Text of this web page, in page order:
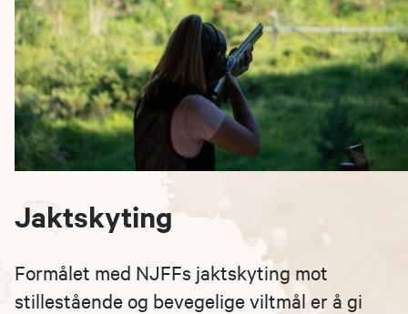
Jaktskyting
Formålet med NJFFs jaktskyting mot
stillestående og bevegelige viltmål er å gi